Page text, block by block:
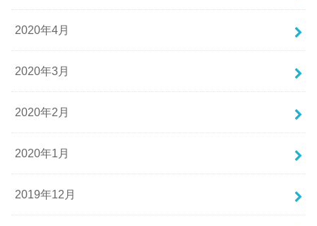
2020年4月
2020年3月
2020年2月
2020年1月
2019年12月